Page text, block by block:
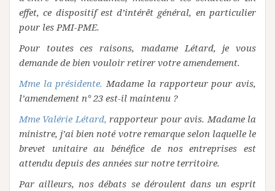
effet, ce dispositif est d’intérêt général, en particulier
pour les PMI-PME.
Pour toutes ces raisons, madame Létard, je vous
demande de bien vouloir retirer votre amendement.
Mme la présidente. Madame la rapporteur pour avis,
l’amendement n° 23 est-il maintenu ?
Mme Valérie Létard,rapporteur pour avis. Madame la
ministre, j’ai bien noté votre remarque selon laquelle le
brevet unitaire au bénéfice de nos entreprises est
attendu depuis des années sur notre territoire.
Par ailleurs, nos débats se déroulent dans un esprit